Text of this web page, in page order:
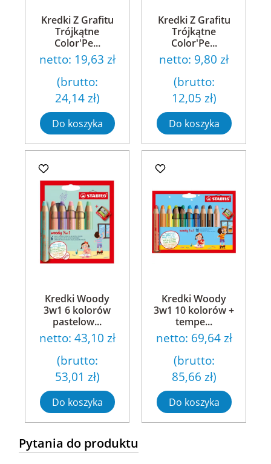
Kredki Z Grafitu
Trójkątne
Color'Pe...
netto: 19,63 zł
(brutto:
24,14 zł)
Do koszyka
Kredki Z Grafitu
Trójkątne
Color'Pe...
netto: 9,80 zł
(brutto:
12,05 zł)
Do koszyka
Kredki Woody
3w1 6 kolorów
pastelow...
netto: 43,10 zł
(brutto:
53,01 zł)
Do koszyka
Kredki Woody
3w1 10 kolorów +
tempe...
netto: 69,64 zł
(brutto:
85,66 zł)
Do koszyka
Pytania do produktu